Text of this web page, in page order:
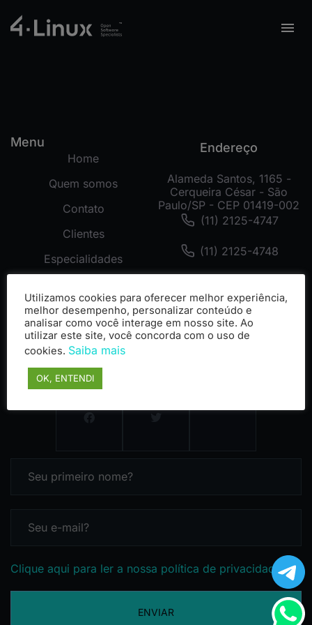
Menu
Home
Quem somos
Contato
Clientes
Especialidades
Cases
Endereço
Alameda Santos, 1165 -
Cerqueira César - São
Paulo/SP - CEP 01419-002
(11) 2125-4747
(11) 2125-4748
Clique aqui para ler a nossa política de privacidade
ENVIAR
Utilizamos cookies para oferecer melhor experiência,
melhor desempenho, personalizar conteúdo e
analisar como você interage em nosso site. Ao
utilizar este site, você concorda com o uso de
cookies. Saiba mais
OK, ENTENDI